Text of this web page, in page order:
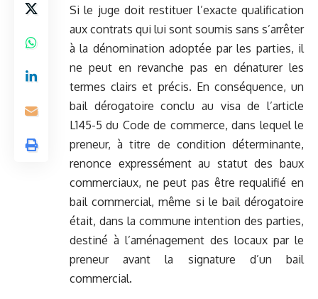
Si le juge doit restituer l’exacte qualification
aux contrats qui lui sont soumis sans s’arrêter
à la dénomination adoptée par les parties, il
ne peut en revanche pas en dénaturer les
termes clairs et précis. En conséquence, un
bail dérogatoire conclu au visa de l’article
L145-5 du Code de commerce, dans lequel le
preneur, à titre de condition déterminante,
renonce expressément au statut des baux
commerciaux, ne peut pas être requalifié en
bail commercial, même si le bail dérogatoire
était, dans la commune intention des parties,
destiné à l’aménagement des locaux par le
preneur avant la signature d’un bail
commercial.